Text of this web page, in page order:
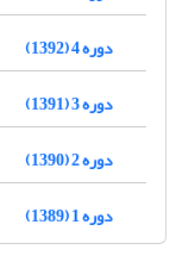
دوره 4 (1392)
دوره 3 (1391)
دوره 2 (1390)
دوره 1 (1389)